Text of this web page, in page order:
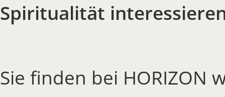
Spiritualität
Sie finden bei HORIZON